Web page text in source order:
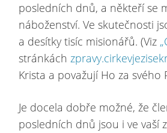
posledních dnů, a někteří se
náboženství. Ve skutečnosti
a desítky tisíc misionářů. (Viz
stránkách
Krista a považují Ho za svého
Je docela dobře možné, že
posledních dnů jsou i ve vaší